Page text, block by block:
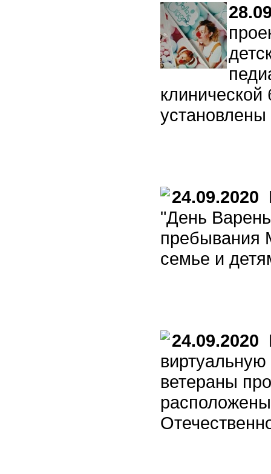
24.09.2020
"День
пребывания
семье и
24.09.2020
ветераны